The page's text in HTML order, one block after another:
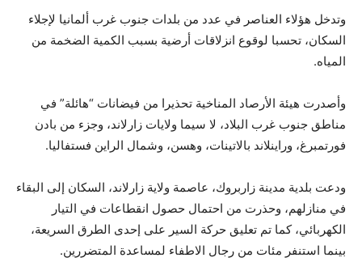
وتدخل هؤلاء العناصر في عدد من بلدات جنوب غرب ألمانيا لإجلاء
السكان، تحسبا لوقوع انزلاقات أرضية بسبب الكمية الضخمة من
المياه.
وأصدرت هيئة الأرصاد المناخية تحذيرا من فيضانات “هائلة” في
مناطق جنوب غرب البلاد، لا سيما ولايات زارلاند، وجزء من بادن
فورتمبرغ، وراينلاند بالاتينات، وهسن، وشمال الراين فستفاليا.
ودعت بلدية مدينة زاربروك، عاصمة ولاية زارلاند، السكان إلى البقاء
في منازلهم، وحذرت من احتمال حصول انقطاعات في التيار
الكهربائي، كما تم تعليق حركة السير على إحدى الطرق السريعة،
بينما استنفر مئات من رجال الاطفاء لمساعدة المتضررين.